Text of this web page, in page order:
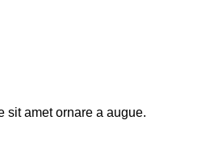
sit amet ornare a augue.